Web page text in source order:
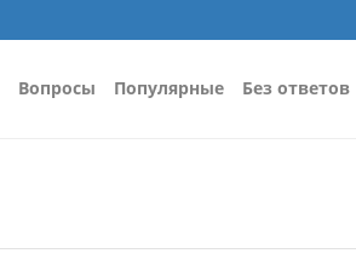
Вопросы Популярные Без ответов